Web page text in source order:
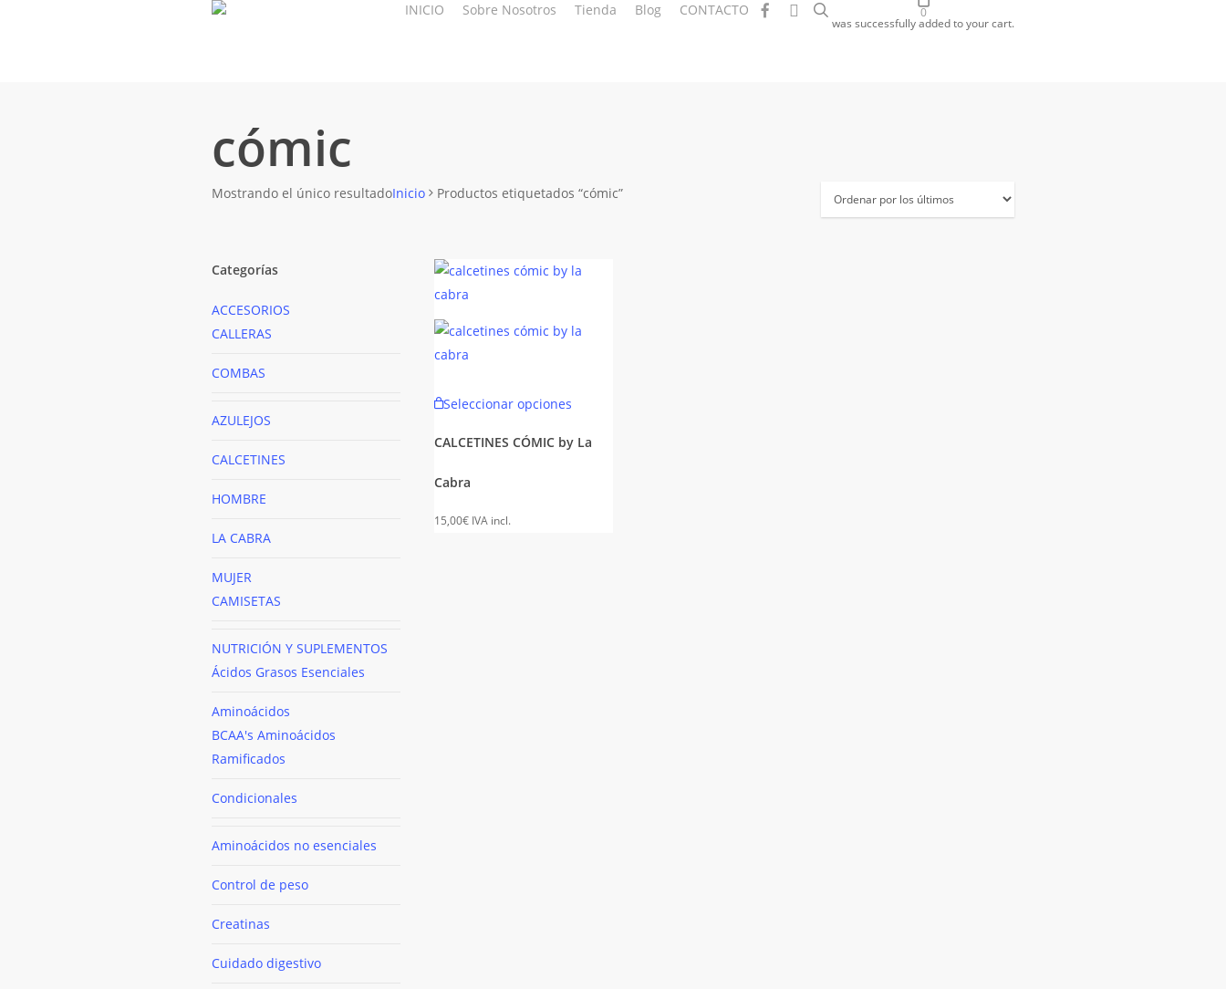
INICIO Sobre Nosotros Tienda Blog CONTACTO facebookinstagram 0
was successfully added to your cart.
cómic
Mostrando el único resultadoInicio Productos etiquetados “cómic”
Categorías
ACCESORIOS
CALLERAS
COMBAS
AZULEJOS
CALCETINES
HOMBRE
LA CABRA
MUJER
CAMISETAS
NUTRICIÓN Y SUPLEMENTOS
Ácidos Grasos Esenciales
Aminoácidos
BCAA's Aminoácidos
Ramificados
Condicionales
Aminoácidos no esenciales
Control de peso
Creatinas
Cuidado digestivo
Seleccionar opciones
tiene
CALCETINES CÓMIC by La
Cabra
15,00€ IVA incl.